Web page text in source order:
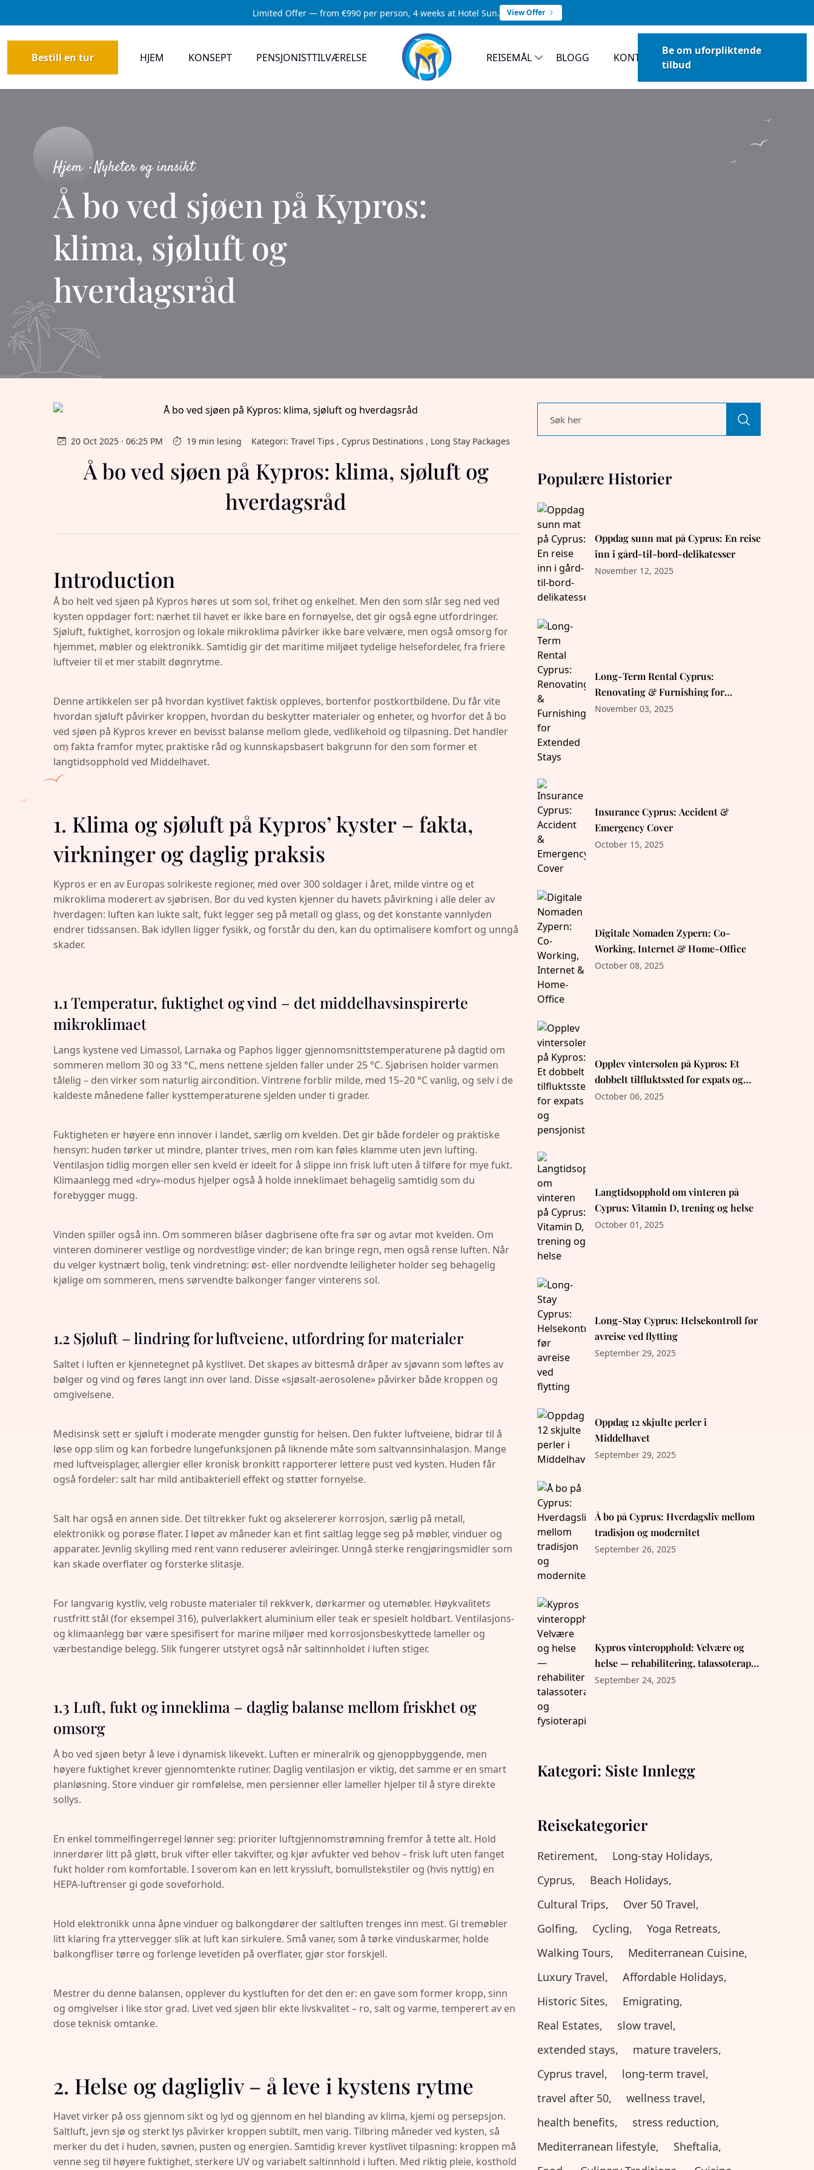
Limited Offer — from €990 per person, 4 weeks at Hotel Sun. View Offer
Bestill en tur HJEM KONSEPT PENSJONISTTILVÆRELSE REISEMÅL BLOGG KONTAKT
Be om uforpliktende
tilbud
Hjem Nyheter og innsikt
Å bo ved sjøen på Kypros:
klima, sjøluft og
hverdagsråd
20 Oct 2025 · 06:25 PM 19 min lesing Kategori: Travel Tips , Cyprus Destinations , Long Stay Packages
Å bo ved sjøen på Kypros: klima, sjøluft og
hverdagsråd
Introduction
Å bo helt ved sjøen på Kypros høres ut som sol, frihet og enkelhet. Men den som slår seg ned ved
kysten oppdager fort: nærhet til havet er ikke bare en fornøyelse, det gir også egne utfordringer.
Sjøluft, fuktighet, korrosjon og lokale mikroklima påvirker ikke bare velvære, men også omsorg for
hjemmet, møbler og elektronikk. Samtidig gir det maritime miljøet tydelige helsefordeler, fra friere
luftveier til et mer stabilt døgnrytme.
Denne artikkelen ser på hvordan kystlivet faktisk oppleves, bortenfor postkortbildene. Du får vite
hvordan sjøluft påvirker kroppen, hvordan du beskytter materialer og enheter, og hvorfor det å bo
ved sjøen på Kypros krever en bevisst balanse mellom glede, vedlikehold og tilpasning. Det handler
om fakta framfor myter, praktiske råd og kunnskapsbasert bakgrunn for den som former et
langtidsopphold ved Middelhavet.
1. Klima og sjøluft på Kypros’ kyster – fakta,
virkninger og daglig praksis
Kypros er en av Europas solrikeste regioner, med over 300 soldager i året, milde vintre og et
mikroklima moderert av sjøbrisen. Bor du ved kysten kjenner du havets påvirkning i alle deler av
hverdagen: luften kan lukte salt, fukt legger seg på metall og glass, og det konstante vannlyden
endrer tidssansen. Bak idyllen ligger fysikk, og forstår du den, kan du optimalisere komfort og unngå
skader.
1.1 Temperatur, fuktighet og vind – det middelhavsinspirerte
mikroklimaet
Langs kystene ved Limassol, Larnaka og Paphos ligger gjennomsnittstemperaturene på dagtid om
sommeren mellom 30 og 33 °C, mens nettene sjelden faller under 25 °C. Sjøbrisen holder varmen
tålelig – den virker som naturlig aircondition. Vintrene forblir milde, med 15–20 °C vanlig, og selv i de
kaldeste månedene faller kysttemperaturene sjelden under ti grader.
Fuktigheten er høyere enn innover i landet, særlig om kvelden. Det gir både fordeler og praktiske
hensyn: huden tørker ut mindre, planter trives, men rom kan føles klamme uten jevn lufting.
Ventilasjon tidlig morgen eller sen kveld er ideelt for å slippe inn frisk luft uten å tilføre for mye fukt.
Klimaanlegg med «dry»-modus hjelper også å holde inneklimaet behagelig samtidig som du
forebygger mugg.
Vinden spiller også inn. Om sommeren blåser dagbrisene ofte fra sør og avtar mot kvelden. Om
vinteren dominerer vestlige og nordvestlige vinder; de kan bringe regn, men også rense luften. Når
du velger kystnært bolig, tenk vindretning: øst- eller nordvendte leiligheter holder seg behagelig
kjølige om sommeren, mens sørvendte balkonger fanger vinterens sol.
1.2 Sjøluft – lindring for luftveiene, utfordring for materialer
Saltet i luften er kjennetegnet på kystlivet. Det skapes av bittesmå dråper av sjøvann som løftes av
bølger og vind og føres langt inn over land. Disse «sjøsalt-aerosolene» påvirker både kroppen og
omgivelsene.
Medisinsk sett er sjøluft i moderate mengder gunstig for helsen. Den fukter luftveiene, bidrar til å
løse opp slim og kan forbedre lungefunksjonen på liknende måte som saltvannsinhalasjon. Mange
med luftveisplager, allergier eller kronisk bronkitt rapporterer lettere pust ved kysten. Huden får
også fordeler: salt har mild antibakteriell effekt og støtter fornyelse.
Salt har også en annen side. Det tiltrekker fukt og akselererer korrosjon, særlig på metall,
elektronikk og porøse flater. I løpet av måneder kan et fint saltlag legge seg på møbler, vinduer og
apparater. Jevnlig skylling med rent vann reduserer avleiringer. Unngå sterke rengjøringsmidler som
kan skade overflater og forsterke slitasje.
For langvarig kystliv, velg robuste materialer til rekkverk, dørkarmer og utemøbler. Høykvalitets
rustfritt stål (for eksempel 316), pulverlakkert aluminium eller teak er spesielt holdbart. Ventilasjons-
og klimaanlegg bør være spesifisert for marine miljøer med korrosjonsbeskyttede lameller og
værbestandige belegg. Slik fungerer utstyret også når saltinnholdet i luften stiger.
1.3 Luft, fukt og inneklima – daglig balanse mellom friskhet og
omsorg
Å bo ved sjøen betyr å leve i dynamisk likevekt. Luften er mineralrik og gjenoppbyggende, men
høyere fuktighet krever gjennomtenkte rutiner. Daglig ventilasjon er viktig, det samme er en smart
planløsning. Store vinduer gir romfølelse, men persienner eller lameller hjelper til å styre direkte
sollys.
En enkel tommelfingerregel lønner seg: prioriter luftgjennomstrømning fremfor å tette alt. Hold
innerdører litt på gløtt, bruk vifter eller takvifter, og kjør avfukter ved behov – frisk luft uten fanget
fukt holder rom komfortable. I soverom kan en lett kryssluft, bomullstekstiler og (hvis nyttig) en
HEPA-luftrenser gi gode soveforhold.
Hold elektronikk unna åpne vinduer og balkongdører der saltluften trenges inn mest. Gi tremøbler
litt klaring fra yttervegger slik at luft kan sirkulere. Små vaner, som å tørke vinduskarmer, holde
balkongfliser tørre og forlenge levetiden på overflater, gjør stor forskjell.
Mestrer du denne balansen, opplever du kystluften for det den er: en gave som former kropp, sinn
og omgivelser i like stor grad. Livet ved sjøen blir ekte livskvalitet – ro, salt og varme, temperert av en
dose teknisk omtanke.
2. Helse og dagligliv – å leve i kystens rytme
Havet virker på oss gjennom sikt og lyd og gjennom en hel blanding av klima, kjemi og persepsjon.
Saltluft, jevn sjø og sterkt lys påvirker kroppen subtilt, men varig. Tilbring måneder ved kysten, så
merker du det i huden, søvnen, pusten og energien. Samtidig krever kystlivet tilpasning: kroppen må
venne seg til høyere fuktighet, sterkere UV og variabelt saltinnhold i luften. Med riktig pleie, kosthold
Populære Historier
Oppdag sunn mat på Cyprus: En reise
inn i gård-til-bord-delikatesser
November 12, 2025
Long-Term Rental Cyprus:
Renovating & Furnishing for
Extended Stays
November 03, 2025
Insurance Cyprus: Accident &
Emergency Cover
October 15, 2025
Digitale Nomaden Zypern: Co-
Working, Internet & Home-Office
October 08, 2025
Opplev vintersolen på Kypros: Et
dobbelt tilfluktssted for expats og
pensjonister
October 06, 2025
Langtidsopphold om vinteren på
Cyprus: Vitamin D, trening og helse
October 01, 2025
Long-Stay Cyprus: Helsekontroll før
avreise ved flytting
September 29, 2025
Oppdag 12 skjulte perler i
Middelhavet
September 29, 2025
Å bo på Cyprus: Hverdagsliv mellom
tradisjon og modernitet
September 26, 2025
Kypros vinteropphold: Velvære og
helse — rehabilitering, talassoterapi
og fysioterapi
September 24, 2025
Kategori: Siste Innlegg
Reisekategorier
Retirement,
Long-stay Holidays,
Cyprus,
Beach Holidays,
Cultural Trips,
Over 50 Travel,
Golfing,
Cycling,
Yoga Retreats,
Walking Tours,
Mediterranean Cuisine,
Luxury Travel,
Affordable Holidays,
Historic Sites,
Emigrating,
Real Estates,
slow travel,
extended stays,
mature travelers,
Cyprus travel,
long-term travel,
travel after 50,
wellness travel,
health benefits,
stress reduction,
Mediterranean lifestyle,
Sheftalia,